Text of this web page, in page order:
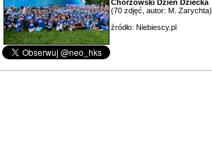
Chorzowski Dzień Dziecka
(70 zdjęć, autor: M. Zarychta)
źródło: Niebiescy.pl